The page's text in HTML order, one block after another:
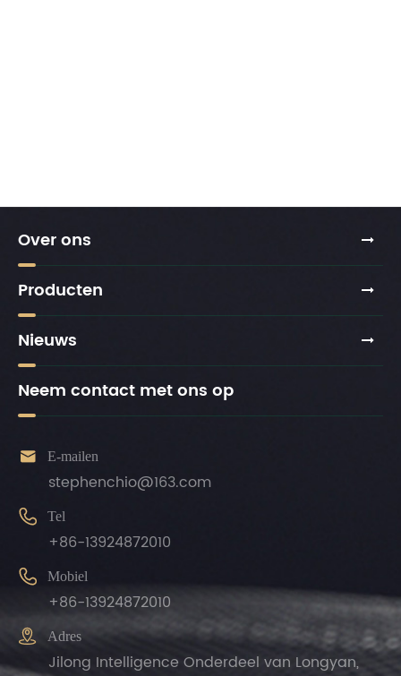
Over ons
Producten
Nieuws
Neem contact met ons op
 E-mailen
stephenchio@163.com
 Tel
+86-13924872010
 Mobiel
+86-13924872010
 Adres
Jilong Intelligence Onderdeel van Longyan,